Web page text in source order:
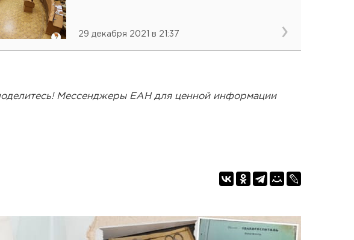
29 декабря 2021 в 21:37
Мессенджеры ЕАН для ценной информации